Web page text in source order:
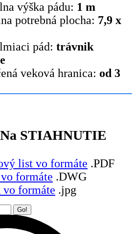
výška pádu: 1 m
potrebná plocha: 7,9 x
pád: trávnik
veková hranica: od 3
STIAHNUTIE
list vo formáte .PDF
formáte .DWG
vo formáte .jpg